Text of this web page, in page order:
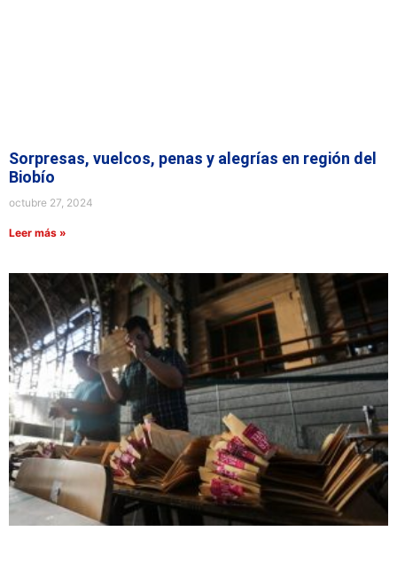
Sorpresas, vuelcos, penas y alegrías en región del
Biobío
octubre 27, 2024
Leer más »